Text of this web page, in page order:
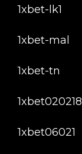
1xbet-lk1
1xbet-mal
1xbet-tn
1xbet020218
1xbet06021